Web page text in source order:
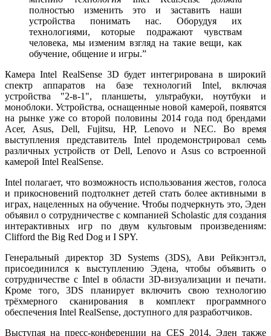
полностью изменить это и заставить наши
устройства понимать нас. Оборудуя их
технологиями, которые подражают чувствам
человека, мы изменим взгляд на такие вещи, как
обучение, общение и игры.”
Камера Intel RealSense 3D будет интегрирована в широкий
спектр аппаратов на базе технологий Intel, включая
устройства "2-в-1", планшеты, ультрабуки, ноутбуки и
моноблоки. Устройства, оснащенные новой камерой, появятся
на рынке уже со второй половины 2014 года под брендами
Acer, Asus, Dell, Fujitsu, HP, Lenovo и NEC. Во время
выступления представитель Intel продемонстрировал семь
различных устройств от Dell, Lenovo и Asus со встроенной
камерой Intel RealSense.
Intel полагает, что возможность использования жестов, голоса
и прикосновений подтолкнет детей стать более активными в
играх, нацеленных на обучение. Чтобы подчеркнуть это, Эден
объявил о сотрудничестве с компанией Scholastic для создания
интерактивных игр по двум культовым произведениям:
Clifford the Big Red Dog и I SPY.
Генеральный директор 3D Systems (3DS), Ави Рейкэнтэл,
присоединился к выступлению Эдена, чтобы объявить о
сотрудничестве с Intel в области 3D-визуализации и печати.
Кроме того, 3DS планирует включить свою технологию
трёхмерного сканирования в комплект программного
обеспечения Intel RealSense, доступного для разработчиков.
Выступая на пресс-конференции на CES 2014, Эден также